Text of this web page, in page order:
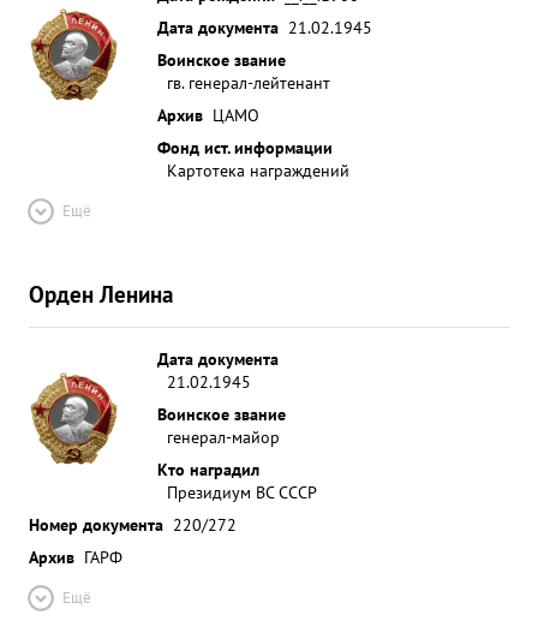
Дата документа 21.02.1945
Воинское звание
гв. генерал-лейтенант
Архив ЦАМО
Фонд ист. информации
Картотека награждений
Ещё
Орден Ленина
Дата документа
21.02.1945
Воинское звание
генерал-майор
Кто наградил
Президиум ВС СССР
Номер документа 220/272
Архив ГАРФ
Ещё